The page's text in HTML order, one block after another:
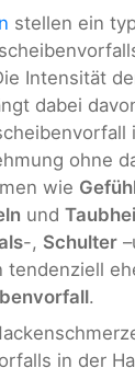
stellen ein
Intensität
dabei
ohne
wie
und
-, Schulter
tendenziell
.
in der